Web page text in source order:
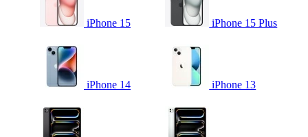
iPhone 15 iPhone 15 Plus
iPhone 14 iPhone 13